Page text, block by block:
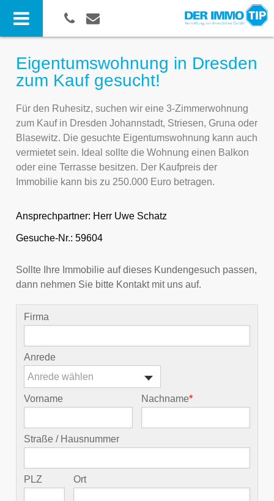
Eigentumswohnung in Dresden
zum Kauf gesucht!
Für den Ruhesitz, suchen wir eine 3-Zimmerwohnung
zum Kauf in Dresden Johannstadt, Striesen, Gruna oder
Blasewitz. Die gesuchte Eigentumswohnung kann auch
vermietet sein. Ideal sollte die Wohnung einen Balkon
oder eine Terrasse besitzen. Der Kaufpreis der
Immobilie kann bis zu 250.000 Euro betragen.
Ansprechpartner: Herr Uwe Schatz
Gesuche-Nr.: 59604
Sollte Ihre Immobilie auf dieses Kundengesuch passen,
dann nehmen Sie bitte Kontakt mit uns auf.
Firma
Anrede
Anrede wählen
Vorname Nachname*
Straße / Hausnummer
PLZ Ort